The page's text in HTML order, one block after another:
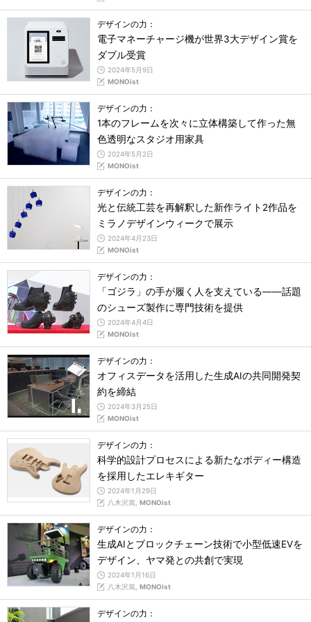
デザインの力：
電子マネーチャージ機が世界3大デザイン賞を
ダブル受賞
2024年5月9日
MONOist
デザインの力：
1本のフレームを次々に立体構築して作った無
色透明なスタジオ用家具
2024年5月2日
MONOist
デザインの力：
光と伝統工芸を再解釈した新作ライト2作品を
ミラノデザインウィークで展示
2024年4月23日
MONOist
デザインの力：
「ゴジラ」の手が履く人を支えている――話題
のシューズ製作に専門技術を提供
2024年4月4日
MONOist
デザインの力：
オフィスデータを活用した生成AIの共同開発契
約を締結
2024年3月25日
MONOist
デザインの力：
科学的設計プロセスによる新たなボディー構造
を採用したエレキギター
2024年1月29日
八木沢篤, MONOist
デザインの力：
生成AIとブロックチェーン技術で小型低速EVを
デザイン、ヤマ発との共創で実現
2024年1月16日
八木沢篤, MONOist
デザインの力：